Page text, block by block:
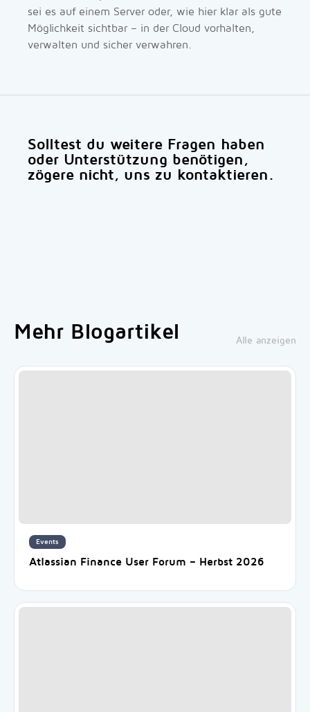
sei es auf einem Server oder, wie hier klar als gute
Möglichkeit sichtbar – in der Cloud vorhalten,
verwalten und sicher verwahren.
Solltest du weitere Fragen haben
oder Unterstützung benötigen,
zögere nicht, uns zu kontaktieren.
Mehr Blogartikel Alle anzeigen
Events
Atlassian Finance User Forum – Herbst 2026